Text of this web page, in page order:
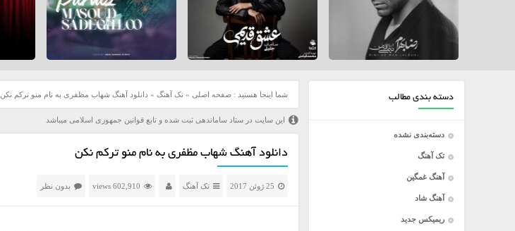
دسته بندی مطالب
دسته‌بندی نشده
تک آهنگ
آهنگ غمگین
آهنگ شاد
ریمیکس جدید
شما اینجا هستید : صفحه اصلی » تک آهنگ » دانلود آهنگ شهاب مظفری به نام منو ترکم نکن
این سایت در ستاد ساماندهی ثبت شده و تابع قوانین جمهوری اسلامی میباشد
دانلود آهنگ شهاب مظفری به نام منو ترکم نکن
25 ژوئن 2017 تک آهنگ 602,910 views بدون نظر